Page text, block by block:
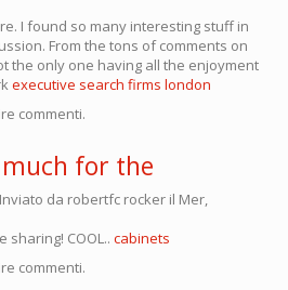
I found so many interesting stuff in
From the tons of comments on
the only one having all the enjoyment
executive search firms london
commenti.
for the
Inviato da robertfc rocker il Mer,
sharing! COOL.. cabinets
commenti.